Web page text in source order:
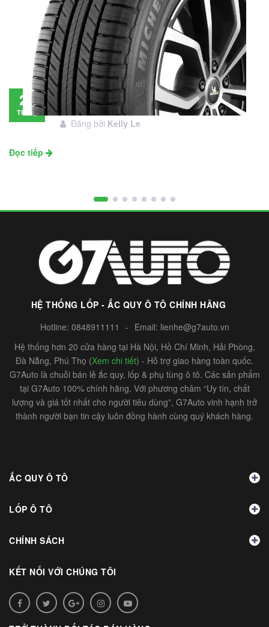
28
Tháng
Đánh giá lốp Michelin Primacy SUV: Đáng
đầu tư không?
Đăng bởi Kelly Le
Đọc tiếp
HỆ THỐNG LỐP - ẮC QUY Ô TÔ CHÍNH HÃNG
Hotline: 0848911111 - Email: lienhe@g7auto.vn
Hệ thống hơn 20 cửa hàng tại Hà Nội, Hồ Chí Minh, Hải Phòng,
Đà Nẵng, Phú Thọ (Xem chi tiết) - Hỗ trợ giao hàng toàn quốc.
G7Auto là chuỗi bán lẻ ắc quy, lốp & phụ tùng ô tô. Các sản phẩm
tại G7Auto 100% chính hãng. Với phương châm “Uy tín, chất
lượng và giá tốt nhất cho người tiêu dùng”, G7Auto vinh hạnh trở
thành người bạn tin cậy luôn đồng hành cùng quý khách hàng.
ẮC QUY Ô TÔ
LỐP Ô TÔ
CHÍNH SÁCH
KẾT NỐI VỚI CHÚNG TÔI